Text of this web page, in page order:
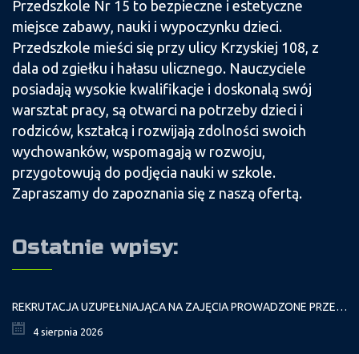
Przedszkole Nr 15 to bezpieczne i estetyczne
miejsce zabawy, nauki i wypoczynku dzieci.
Przedszkole mieści się przy ulicy Krzyskiej 108, z
dala od zgiełku i hałasu ulicznego. Nauczyciele
posiadają wysokie kwalifikacje i doskonalą swój
warsztat pracy, są otwarci na potrzeby dzieci i
rodziców, kształcą i rozwijają zdolności swoich
wychowanków, wspomagają w rozwoju,
przygotowują do podjęcia nauki w szkole.
Zapraszamy do zapoznania się z naszą ofertą.
Ostatnie wpisy:
REKRUTACJA UZUPEŁNIAJĄCA NA ZAJĘCIA PROWADZONE PRZEZ PAŁAC MŁODZIEŻY W ROKU SZKOLNYM 2026/2027
4 sierpnia 2026